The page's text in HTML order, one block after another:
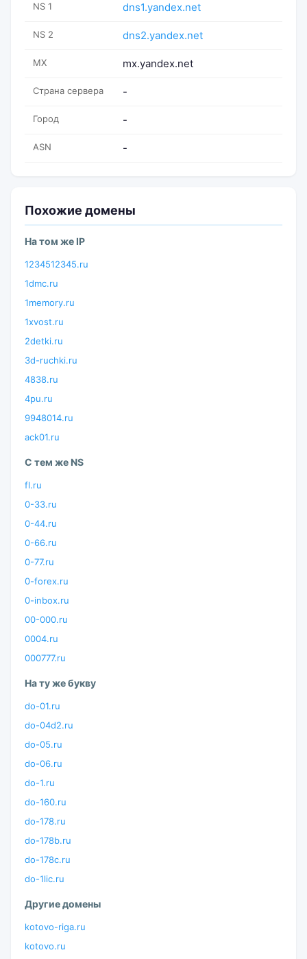
NS 1 dns1.yandex.net
NS 2 dns2.yandex.net
MX mx.yandex.net
Страна сервера -
Город -
ASN -
Похожие домены
На том же IP
1234512345.ru
1dmc.ru
1memory.ru
1xvost.ru
2detki.ru
3d-ruchki.ru
4838.ru
4pu.ru
9948014.ru
ack01.ru
С тем же NS
fl.ru
0-33.ru
0-44.ru
0-66.ru
0-77.ru
0-forex.ru
0-inbox.ru
00-000.ru
0004.ru
000777.ru
На ту же букву
do-01.ru
do-04d2.ru
do-05.ru
do-06.ru
do-1.ru
do-160.ru
do-178.ru
do-178b.ru
do-178c.ru
do-1lic.ru
Другие домены
kotovo-riga.ru
kotovo.ru